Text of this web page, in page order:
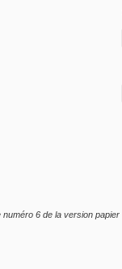
6 de la version papier